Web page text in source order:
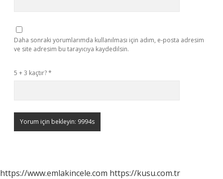
Daha sonraki yorumlarımda kullanılması için adım, e-posta adresim
ve site adresim bu tarayıcıya kaydedilsin.
5 + 3 kaçtır?*
https://www.emlakincele.com https://kusu.com.tr